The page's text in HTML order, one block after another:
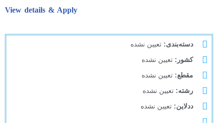
View details & Apply
دسته‌بندی: تعیین نشده
کشور: تعیین نشده
مقطع: تعیین نشده
رشته: تعیین نشده
ددلاین: تعیین نشده